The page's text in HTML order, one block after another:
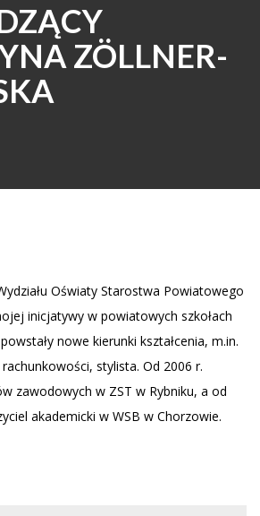
ZÖLLNER-
Oświaty Starostwa Powiatowego
inicjatywy w powiatowych szkołach
nowe kierunki kształcenia, m.in.
stylista. Od 2006 r.
zawodowych w ZST w Rybniku, a od
akademicki w WSB w Chorzowie.